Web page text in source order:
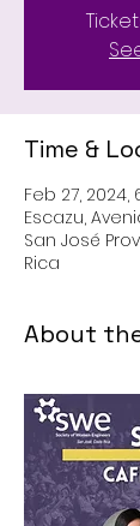
Time &
Feb 27, 2024,
Escazu,
San José
Rica
About